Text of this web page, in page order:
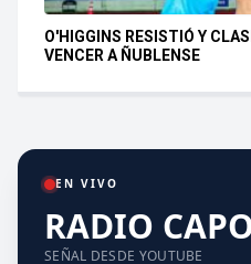
O'HIGGINS RESISTIÓ Y
VENCER A ÑUBLENSE
EN VIVO
RADIO
SEÑAL DESDE YOUTUBE